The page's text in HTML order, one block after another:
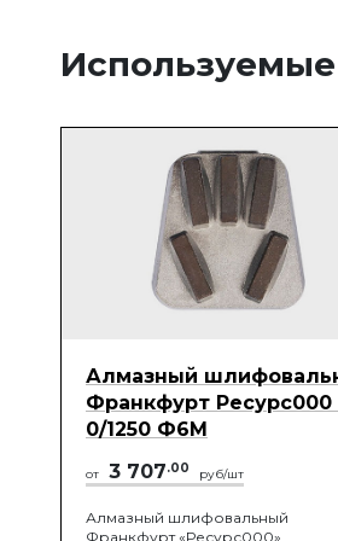
Алмазный
Франкфурт Ресурс000
0/1250 Ф6М
от 3 707.00 руб/шт
Алмазный шлифовальный
Франкфурт «Ресурс000»